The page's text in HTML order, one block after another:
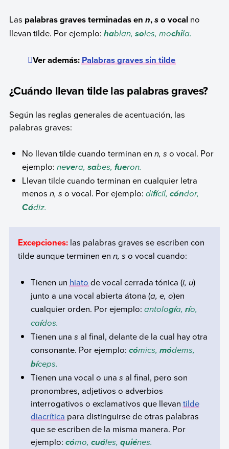
Las palabras graves terminadas en n, so vocalno
llevan tilde. Por ejemplo: hablan, soles, mochila.
Ver además:Palabras graves sin tilde
¿Cuándo llevan tilde las palabras graves?
Según las reglas generales de acentuación, las
palabras graves:
No llevan tilde cuando terminan enn, s o vocal. Por
ejemplo:nevera,sabes,fueron.
Llevan tilde cuando terminan en cualquier letra
menosn, so vocal. Por ejemplo:difícil,cóndor,
Cádiz.
Excepciones: las palabras graves se escriben con
tilde aunque terminen en n, s o vocal cuando:
Tienen unhiatode vocal cerrada tónica (i, u)
junto a una vocal abierta átona (a, e, o)en
cualquier orden. Por ejemplo:antología,río,
caídos.
Tienen unas al final, delante de la cual hay otra
consonante. Por ejemplo:cómics,módems,
bíceps.
Tienen una vocal o unas al final, pero son
pronombres, adjetivos o adverbios
interrogativos o exclamativos que llevantilde
diacríticapara distinguirse de otras palabras
que se escriben de la misma manera. Por
ejemplo:cómo,cuáles,quiénes.